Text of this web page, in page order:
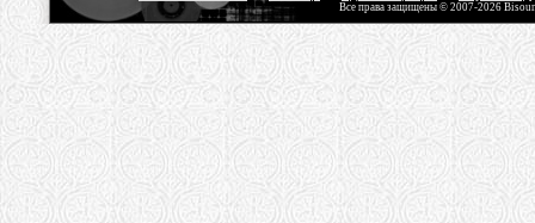
Все права защищены © 2007-2026